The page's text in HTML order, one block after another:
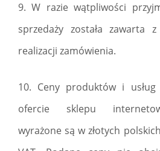
9. W razie wątpliwości
sprzedaży została zawarta
realizacji zamówienia.
10. Ceny produktów i
ofercie sklepu
wyrażone są w złotych